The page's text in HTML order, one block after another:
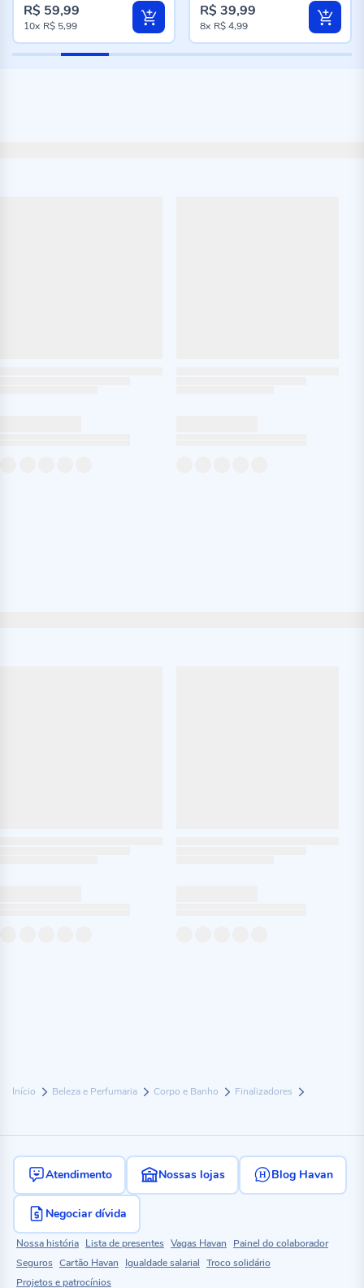
Início Beleza e Perfumaria Corpo e Banho Finalizadores
R$ 59,99
10x R$ 5,99
R$ 39,99
8x R$ 4,99
Atendimento Nossas lojas Blog Havan
Negociar dívida
Nossa história Lista de presentes Vagas Havan
Painel do colaborador
Seguros Cartão Havan Igualdade salarial Troco solidário
Projetos e patrocínios